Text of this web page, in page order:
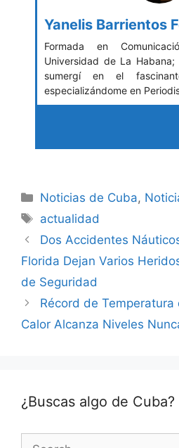
Yanelis Barrientos
Formada en
Universidad de La Habana;
sumergí en el
especializándome en
Categories
Noticias de Cuba,
Tags
actualidad
Dos Accidentes
Florida Dejan Varios
de Seguridad
Récord de Temperatura
Calor Alcanza Niveles
¿Buscas algo de Cuba?